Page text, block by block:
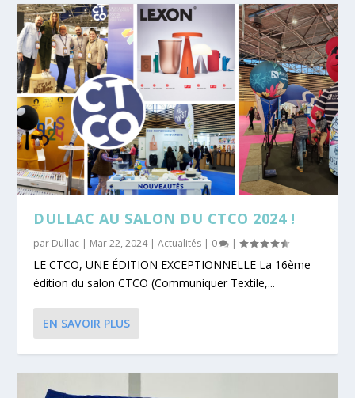
DULLAC AU SALON DU CTCO 2024 !
par Dullac Mar 22, 2024|Actualités 0 |
LE CTCO, UNE ÉDITION EXCEPTIONNELLE La 16ème
édition du salon CTCO (Communiquer Textile,...
EN SAVOIR PLUS